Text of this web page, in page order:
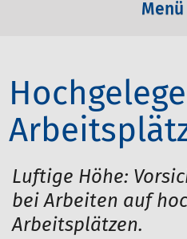
Menü
Luftige Höhe:
bei Arbeiten auf
Arbeitsplätzen.